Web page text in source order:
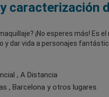
caracterización
¡No esperes más! Es
y dar vida a personajes
, A Distancia
, Barcelona y otros lugares